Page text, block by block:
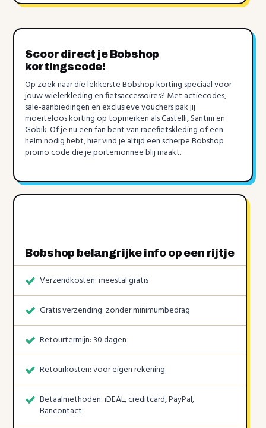
Scoor direct je Bobshop
kortingscode!
Op zoek naar die lekkerste Bobshop korting speciaal voor
jouw wielerkleding en fietsaccessoires? Met actiecodes,
sale-aanbiedingen en exclusieve vouchers pak jij
moeiteloos korting op topmerken als Castelli, Santini en
Gobik. Of je nu een fan bent van racefietskleding of een
helm nodig hebt, hier vind je altijd een scherpe Bobshop
promo code die je portemonnee blij maakt.
Bobshop belangrijke info op een rijtje
Verzendkosten: meestal gratis
Gratis verzending: zonder minimumbedrag
Retourtermijn: 30 dagen
Retourkosten: voor eigen rekening
Betaalmethoden: iDEAL, creditcard, PayPal,
Bancontact